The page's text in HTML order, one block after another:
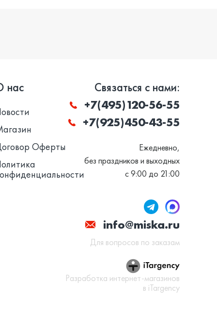
нас
Оферты
Связаться с нами:
+7(495)120-56-55
+7(925)450-43-55
Ежедневно,
без праздников и выходных
с 9:00 до 21:00
info@miska.ru
Для вопросов по заказам
Разработка интернет-магазинов
в iTargency